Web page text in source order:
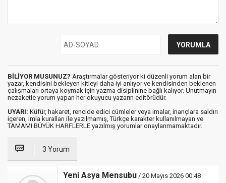
BİLİYOR MUSUNUZ? Araştırmalar gösteriyor ki düzenli yorum alan bir
yazar, kendisini bekleyen kitleyi daha iyi anlıyor ve kendisinden beklenen
çalışmaları ortaya koymak için yazma disiplinine bağlı kalıyor. Unutmayın
nezaketle yorum yapan her okuyucu yazarın editörüdür.
UYARI: Küfür, hakaret, rencide edici cümleler veya imalar, inançlara saldırı
içeren, imla kuralları ile yazılmamış, Türkçe karakter kullanılmayan ve
TAMAMI BÜYÜK HARFLERLE yazılmış yorumlar onaylanmamaktadır.
3 Yorum
Yeni Asya Mensubu / 20 Mayıs 2026 00:48